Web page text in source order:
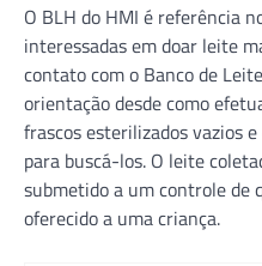
O BLH do HMI é referência
interessadas em doar leite
contato com o Banco de
orientação desde como
frascos esterilizados vazios
para buscá-los. O leite
submetido a um controle de
oferecido a uma criança.